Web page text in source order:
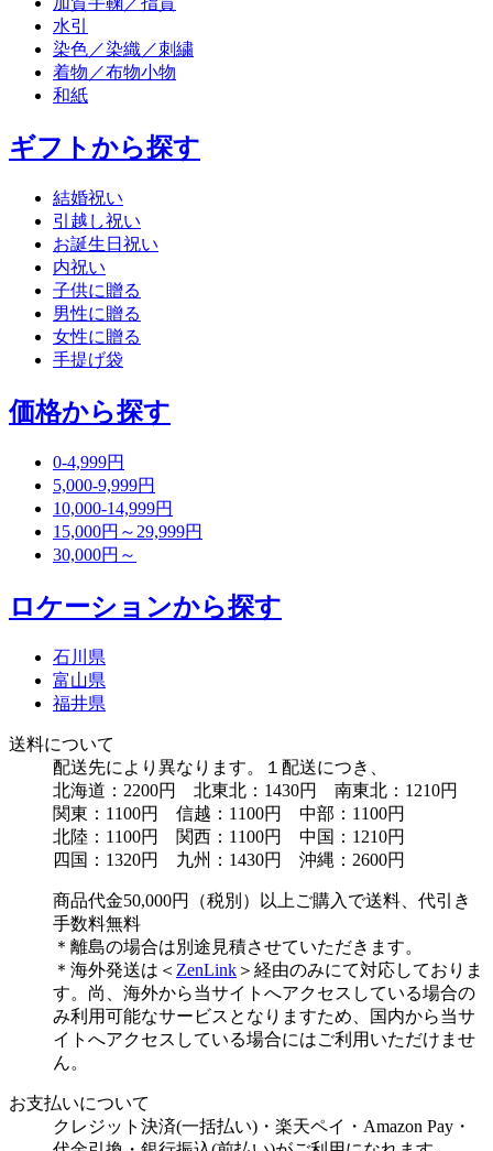
水引
染色／染織／刺繍
着物／布物小物
和紙
ギフトから探す
結婚祝い
引越し祝い
お誕生日祝い
内祝い
子供に贈る
男性に贈る
女性に贈る
手提げ袋
価格から探す
0-4,999円
5,000-9,999円
10,000-14,999円
15,000円～29,999円
30,000円～
ロケーションから探す
石川県
富山県
福井県
送料について
配送先により異なります。１配送につき、
北海道：2200円 北東北：1430円 南東北：1210円
関東：1100円 信越：1100円 中部：1100円
北陸：1100円 関西：1100円 中国：1210円
四国：1320円 九州：1430円 沖縄：2600円
商品代金50,000円（税別）以上ご購入で送料、代引き
手数料無料
＊離島の場合は別途見積させていただきます。
＊海外発送は＜ ZenLink ＞経由のみにて対応しておりま
す。尚、海外から当サイトへアクセスしている場合の
み利用可能なサービスとなりますため、国内から当サ
イトへアクセスしている場合にはご利用いただけませ
ん。
お支払いについて
クレジット決済(一括払い)・楽天ペイ・Amazon Pay・